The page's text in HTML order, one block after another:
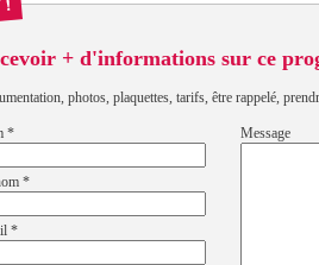
+ d'informations sur ce
photos, plaquettes, tarifs, être rappelé,
*
*
*
Message